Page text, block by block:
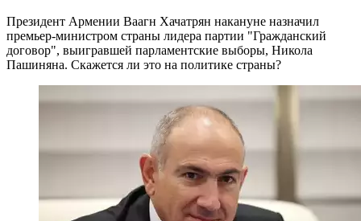
Президент Армении Ваагн Хачатрян накануне назначил
премьер-министром страны лидера партии "Гражданский
договор", выигравшей парламентские выборы, Никола
Пашиняна. Скажется ли это на политике страны?